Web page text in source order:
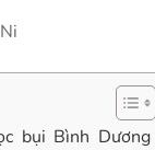
bụi Bình Dương